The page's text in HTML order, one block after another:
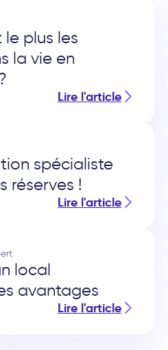
plus les
la vie en
Lire l'article
spécialiste
réserves !
Lire l'article
local
avantages
Lire l'article